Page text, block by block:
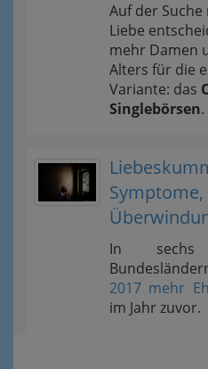
Auf der
Liebe
mehr Damen
Alters für die
Variante: das
Singlebörsen.
In sechs
2017 mehr
im Jahr zuvor.